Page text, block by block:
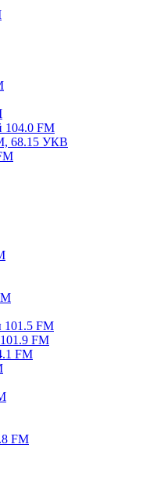
104.0 FM
68.15 УКВ
101.5 FM
FM
FM
FM